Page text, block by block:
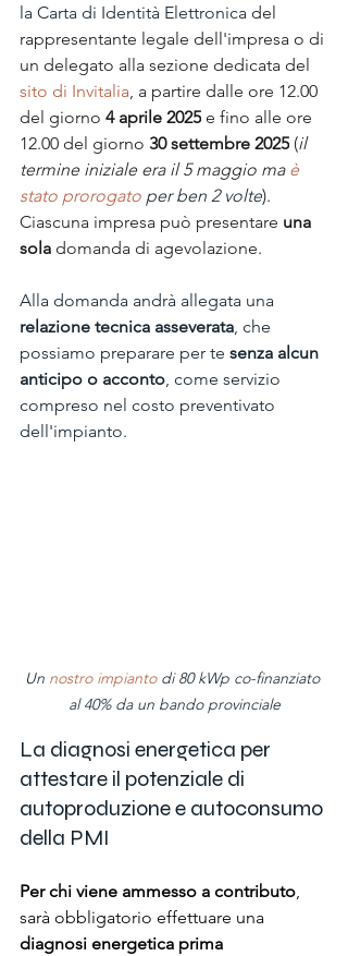
la Carta di Identità Elettronica del
rappresentante legale dell'impresa o di
un delegato alla sezione dedicata del
sito di Invitalia, a partire dalle ore 12.00
del giorno 4 aprile 2025 e fino alle ore
12.00 del giorno 30 settembre 2025 (il
termine iniziale era il 5 maggio ma è
stato prorogato per ben 2 volte).
Ciascuna impresa può presentare una
sola domanda di agevolazione.
Alla domanda andrà allegata una
relazione tecnica asseverata, che
possiamo preparare per te senza alcun
anticipo o acconto, come servizio
compreso nel costo preventivato
dell'impianto.
Un nostro impianto di 80 kWp co-finanziato
al 40% da un bando provinciale
La diagnosi energetica per
attestare il potenziale di
autoproduzione e autoconsumo
della PMI
Per chi viene ammesso a contributo,
sarà obbligatorio effettuare una
diagnosi energetica prima